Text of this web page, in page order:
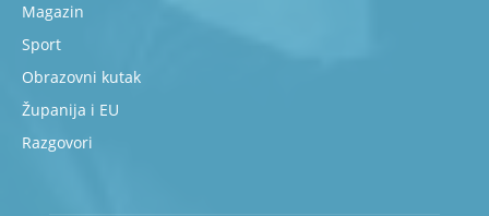
Magazin
Sport
Obrazovni kutak
Županija i EU
Razgovori